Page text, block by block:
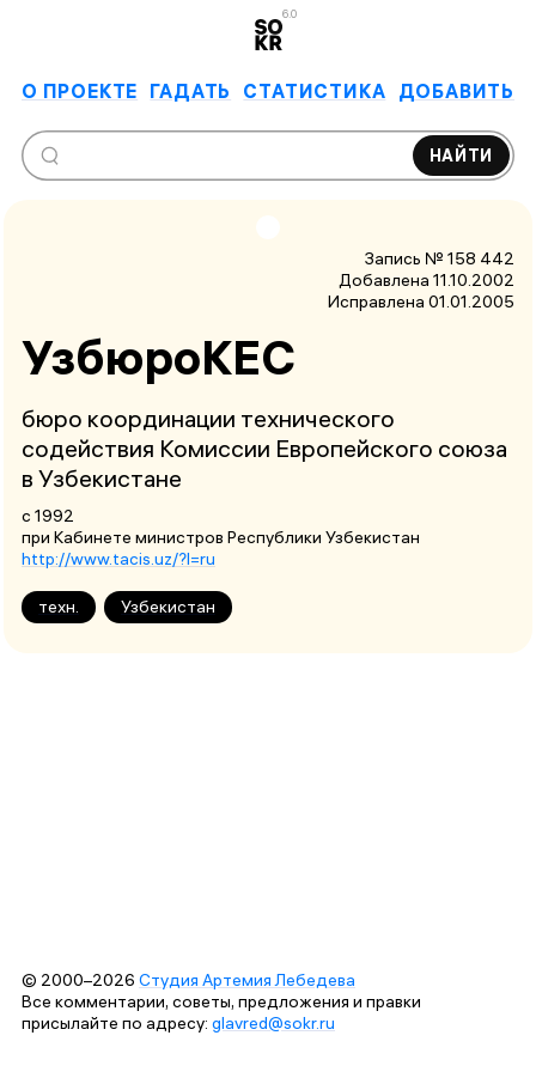
6.0
О ПРОЕКТЕ ГАДАТЬ СТАТИСТИКА ДОБАВИТЬ
НАЙТИ
Запись № 158 442
Добавлена 11.10.2002
Исправлена 01.01.2005
УзбюроКЕС
бюро координации технического
содействия Комиссии Европейского союза
в Узбекистане
с 1992
при Кабинете министров Республики Узбекистан
http://www.tacis.uz/?l=ru
техн. Узбекистан
© 2000–2026 Студия Артемия Лебедева
Все комментарии, советы, предложения и правки
присылайте по адресу: glavred@sokr.ru